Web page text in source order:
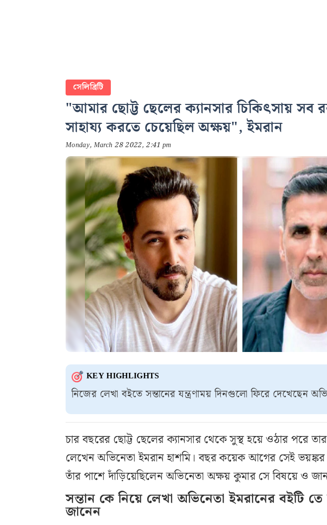
সেলিব্রিটি
"আমার ছোট্ট ছেলের ক্যানসার চিকিৎসায় সব
সাহায্য করতে চেয়েছিল অক্ষয়", ইমরান
Monday, March 28 2022, 2:41 pm
KEY HIGHLIGHTS
নিজের লেখা বইতে সন্তানের যন্ত্রণাময় দিনগুলো ফিরে দেখেছেন
চার বছরের ছোট্ট ছেলের ক্যানসার থেকে সুস্থ হয়ে ওঠার পরে
লেখেন অভিনেতা ইমরান হাশমি। বছর কয়েক আগের সেই
তাঁর পাশে দাঁড়িয়েছিলেন অভিনেতা অক্ষয় কুমার সে বিষয়ে ও
সন্তান কে নিয়ে লেখা অভিনেতা ইমরানের বইটি
জানেন